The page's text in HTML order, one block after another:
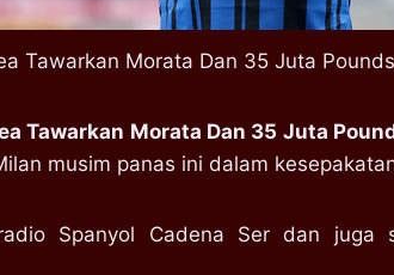
Tawarkan Morata Dan 35 Juta
Tawarkan Morata Dan 35 Juta
musim panas ini dalam
Spanyol Cadena Ser dan